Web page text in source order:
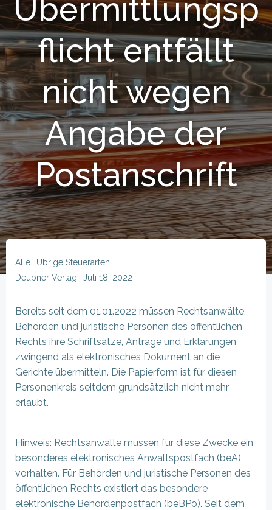
Übermittlungsp
flicht entfällt
nicht wegen
Angabe der
Postanschrift
Alle
Übrige Steuerarten
Deubner Verlag -Juli 18, 2022
Bereits seit dem 01.01.2022 müssen Rechtsanwälte,
Behörden und juristische Personen des öffentlichen
Rechts ihre Schriftsätze, Anträge und Erklärungen
zwingend als elektronisches Dokument an die
Gerichte übermitteln. Die Papierform ist für diesen
Personenkreis seitdem grundsätzlich nicht mehr
erlaubt.
Hinweis: Rechtsanwälte müssen für diese Zwecke ein
besonderes elektronisches Anwaltspostfach (beA)
vorhalten. Für Behörden und juristische Personen des
öffentlichen Rechts existiert das besondere
elektronische Behördenpostfach (beBPo). Seit dem